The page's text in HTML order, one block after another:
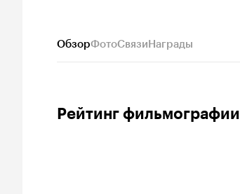
ОбзорФотоСвязиНаграды
Рейтинг фильмографии